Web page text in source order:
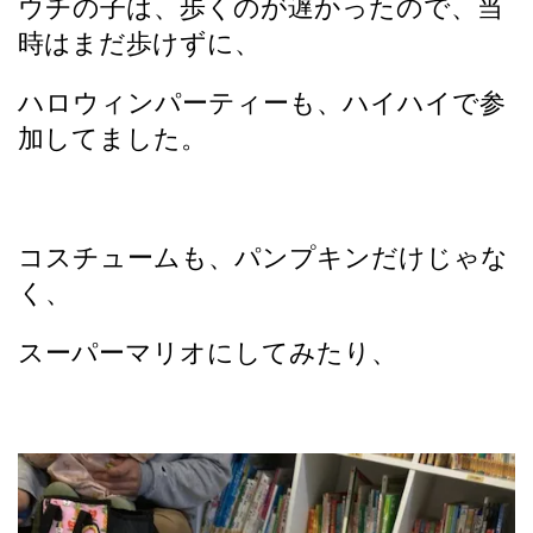
ウチの子は、歩くのが遅かったので、当
時はまだ歩けずに、
ハロウィンパーティーも、ハイハイで参
加してました。
コスチュームも、パンプキンだけじゃな
く、
スーパーマリオにしてみたり、